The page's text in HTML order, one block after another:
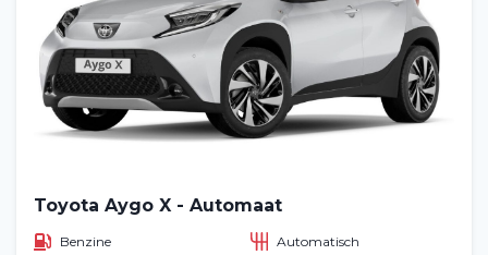
Toyota Aygo X - Automaat
Benzine
Automatisch